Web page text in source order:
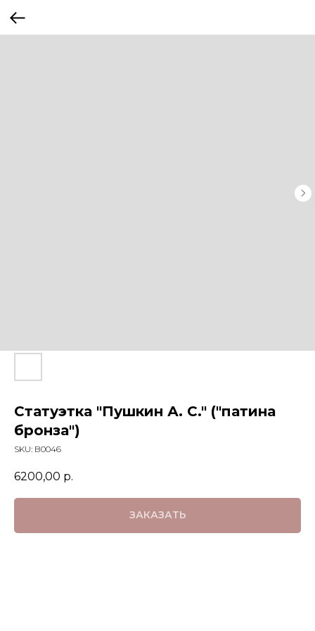
Статуэтка "Пушкин А. С." ("патина
бронза")
SKU: B0046
6200,00 р.
ЗАКАЗАТЬ